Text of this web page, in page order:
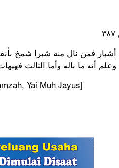
أشبار فمن نال منه شبرا شمخ
أنه ما ناله وأما الثالث فهيهات
Yai Muh Jayus]